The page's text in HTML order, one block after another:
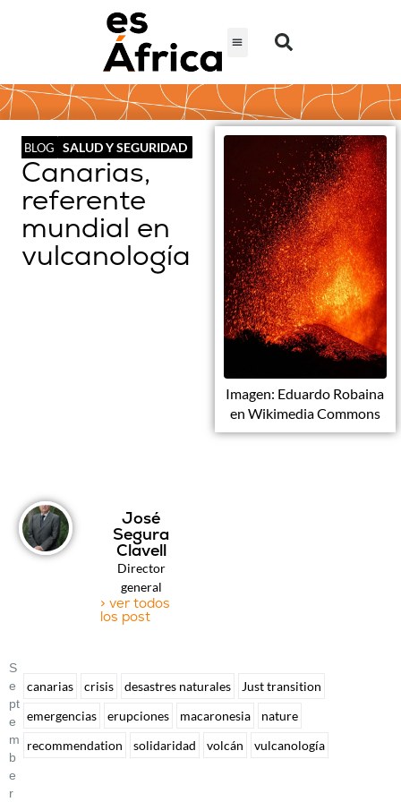
BLOG SALUD Y SEGURIDAD
Canarias,
referente
mundial en
vulcanología
Imagen: Eduardo Robaina
en Wikimedia Commons
José
Segura
Clavell
Director
general
> ver todos
los post
S
E
Pt
E
M
B
E
R
canarias crisis desastres naturales
Just transition
emergencias
erupciones macaronesia
nature
recommendation
solidaridad volcán vulcanología